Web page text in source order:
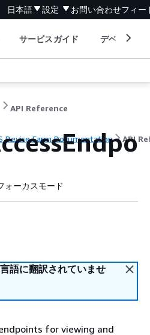
日本語 設定 お問い合わせフィー
サービスガイド デベロッパ
API Reference
Device Farm Documentation API
ォーカスモード
語に翻訳されていませ
for viewing and